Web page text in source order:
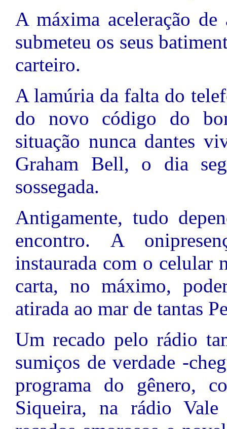
A máxima aceleração
submeteu os seus
carteiro.
A lamúria da falta do
do novo código do
situação nunca dantes
Graham Bell, o dia
sossegada.
Antigamente, tudo
encontro. A
instaurada com o celular
carta, no máximo,
atirada ao mar de tantas
Um recado pelo rádio
sumiços de verdade -
programa do gênero,
Siqueira, na rádio